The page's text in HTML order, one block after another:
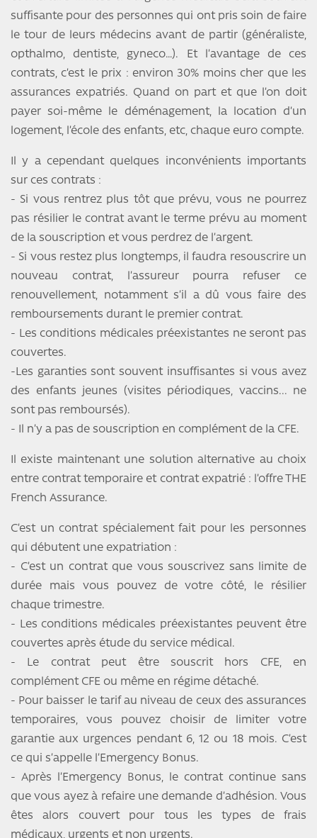
suffisante pour des personnes qui ont pris soin de faire
le tour de leurs médecins avant de partir (généraliste,
opthalmo, dentiste, gyneco…). Et l’avantage de ces
contrats, c’est le prix : environ 30% moins cher que les
assurances expatriés. Quand on part et que l’on doit
payer soi-même le déménagement, la location d’un
logement, l’école des enfants, etc, chaque euro compte.
Il y a cependant quelques inconvénients importants
sur ces contrats :
- Si vous rentrez plus tôt que prévu, vous ne pourrez
pas résilier le contrat avant le terme prévu au moment
de la souscription et vous perdrez de l’argent.
- Si vous restez plus longtemps, il faudra resouscrire un
nouveau contrat, l’assureur pourra refuser ce
renouvellement, notamment s’il a dû vous faire des
remboursements durant le premier contrat.
- Les conditions médicales préexistantes ne seront pas
couvertes.
-Les garanties sont souvent insuffisantes si vous avez
des enfants jeunes (visites périodiques, vaccins... ne
sont pas remboursés).
- Il n’y a pas de souscription en complément de la CFE.
Il existe maintenant une solution alternative au choix
entre contrat temporaire et contrat expatrié : l’offre THE
French Assurance.
C’est un contrat spécialement fait pour les personnes
qui débutent une expatriation :
- C’est un contrat que vous souscrivez sans limite de
durée mais vous pouvez de votre côté, le résilier
chaque trimestre.
- Les conditions médicales préexistantes peuvent être
couvertes après étude du service médical.
- Le contrat peut être souscrit hors CFE, en
complément CFE ou même en régime détaché.
- Pour baisser le tarif au niveau de ceux des assurances
temporaires, vous pouvez choisir de limiter votre
garantie aux urgences pendant 6, 12 ou 18 mois. C’est
ce qui s’appelle l’Emergency Bonus.
- Après l’Emergency Bonus, le contrat continue sans
que vous ayez à refaire une demande d’adhésion. Vous
êtes alors couvert pour tous les types de frais
médicaux, urgents et non urgents.